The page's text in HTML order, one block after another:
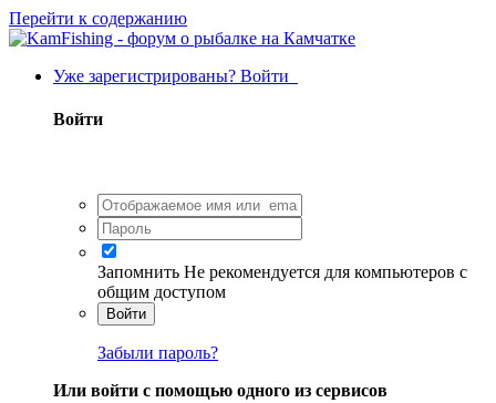
Перейти к содержанию
Уже зарегистрированы? Войти
Войти
Запомнить Не рекомендуется для компьютеров с
общим доступом
Войти
Забыли пароль?
Или войти с помощью одного из сервисов